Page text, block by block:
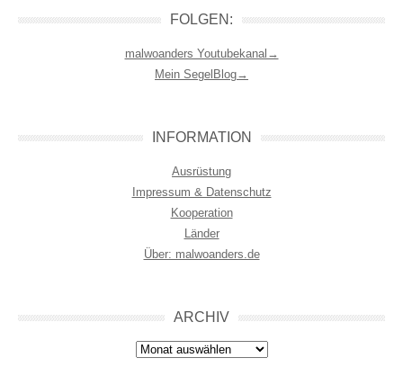
FOLGEN:
malwoanders Youtubekanal→
Mein SegelBlog→
INFORMATION
Ausrüstung
Impressum & Datenschutz
Kooperation
Länder
Über: malwoanders.de
ARCHIV
Archiv